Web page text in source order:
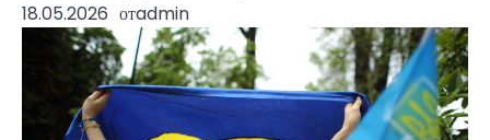
18.05.2026 отadmin